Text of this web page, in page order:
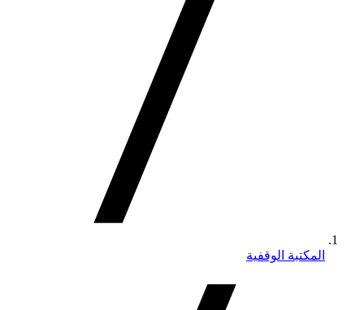
المكتبة الوقفية